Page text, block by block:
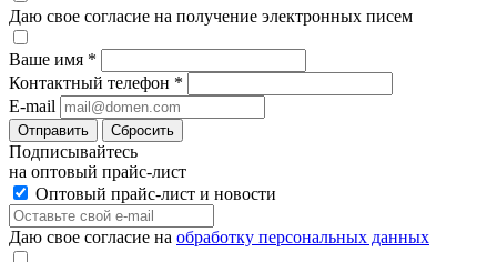
Даю свое согласие на получение электронных писем
Ваше имя *
Контактный телефон *
E-mail
Отправить Сбросить
Подписывайтесь
на оптовый прайс-лист
Оптовый прайс-лист и новости
Даю свое согласие на обработку персональных данных